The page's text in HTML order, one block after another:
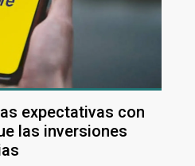
expectativas con
las inversiones